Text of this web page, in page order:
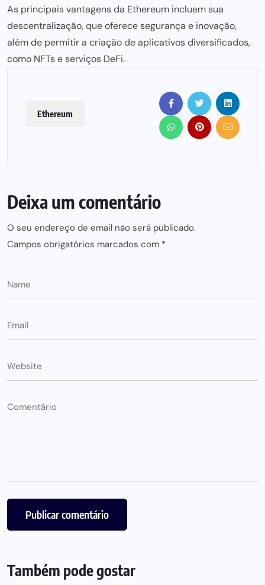
As principais vantagens da Ethereum incluem sua
descentralização, que oferece segurança e inovação,
além de permitir a criação de aplicativos diversificados,
como NFTs e serviços DeFi.
Ethereum
Deixa um comentário
O seu endereço de email não será publicado.
Campos obrigatórios marcados com *
Também pode gostar